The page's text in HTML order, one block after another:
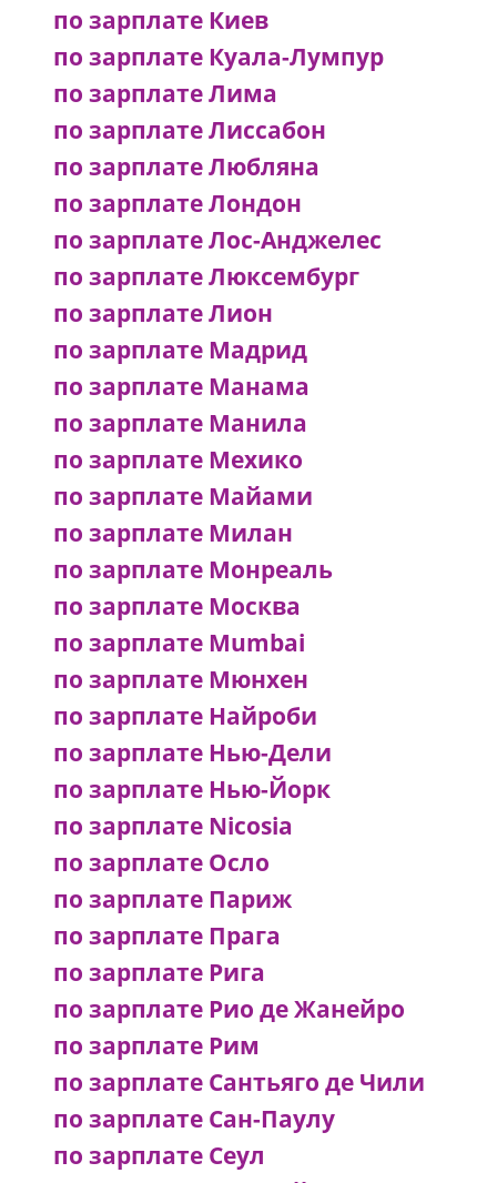
по зарплате Киев
по зарплате Куала-Лумпур
по зарплате Лима
по зарплате Лиссабон
по зарплате Любляна
по зарплате Лондон
по зарплате Лос-Анджелес
по зарплате Люксембург
по зарплате Лион
по зарплате Мадрид
по зарплате Манама
по зарплате Манила
по зарплате Мехико
по зарплате Майами
по зарплате Милан
по зарплате Монреаль
по зарплате Москва
по зарплате Mumbai
по зарплате Мюнхен
по зарплате Найроби
по зарплате Нью-Дели
по зарплате Нью-Йорк
по зарплате Nicosia
по зарплате Осло
по зарплате Париж
по зарплате Прага
по зарплате Рига
по зарплате Рио де Жанейро
по зарплате Рим
по зарплате Сантьяго де Чили
по зарплате Сан-Паулу
по зарплате Сеул